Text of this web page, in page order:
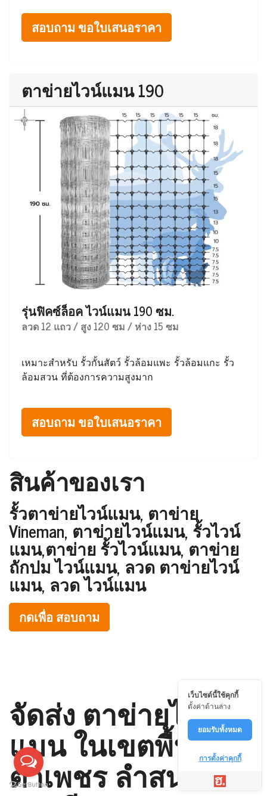
สอบถาม ขอใบเสนอราคา
ตาข่ายไวน์แมน 190
รุ่นฟิคซ์ล็อค ไวน์แมน 190 ซม.
ลวด 12 แถว / สูง 120 ซม / ห่าง 15 ซม
เหมาะสำหรับ รั้วกั้นสัตว์ รั้วล้อมแพะ รั้วล้อมแกะ รั้ว
ล้อมสวน ที่ต้องการความสูงมาก
สอบถาม ขอใบเสนอราคา
สินค้าของเรา
รั้วตาข่ายไวน์แมน, ตาข่าย
Vineman, ตาข่ายไวน์แมน, รั้วไวน์
แมน,ตาข่าย รั้วไวน์แมน, ตาข่าย
ถักปม ไวน์แมน, ลวด ตาข่ายไวน์
แมน, ลวด ไวน์แมน
กดเพื่อ สอบถาม
จัดส่ง ตาข่ายไวน์
แมน ในเขตพื้นที่ กุด
ตาเพชร ลำสนธิ
เว็บไซต์นี้ใช้คุกกี้
ตั้งค่าด้านล่าง
ยอมรับทั้งหมด
การตั้งค่าคุกกี้